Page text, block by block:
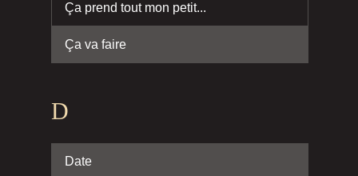
Ça prend tout mon petit...
Ça va faire
D
Date